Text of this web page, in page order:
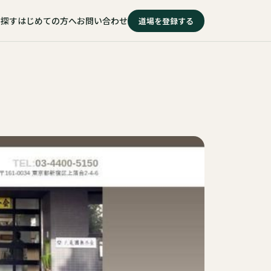
すはじめての方へお問い合わせ 道場を登録する